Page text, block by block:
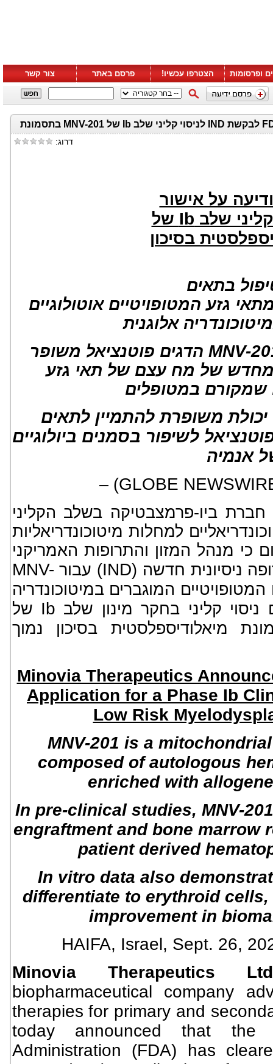
ופרסומות הצטרפו עכשיו! פרסם באתר צור קשר
Minovia Therapeutics מודיעה על אישור ה- FDA לבקשת IND לניסוי קליני שלב Ib של MNV-201 בתסמונת
דרוג:
על אישור
קליני שלב Ib של
בסיכון
בתאים
גזע המטופויטיים אוטולוגיים
אלוגנית
MNV- הדגים פוטנציאל משופר
מחדש של מח עצם של תאי גזע
שמקורם במטופלים
יכולת משופרת להתמיין לתאים
לשיפור בסמנים ביולוגיים
אנמיה
GLOBE
) –
חברת ביו-פרמצבטיקה בשלב הקליני
למחלות מיטוכונדריאליות
כי מנהל המזון והתרופות האמריקני
ניסיונית חדשה (IND) עבור MNV-
המוגברים במיטוכונדריה
ניסוי קליני בחקר מינון שלב Ib של
מיאלודיספלסטית בסיכון נמוך
Minovia Therapeutics
Application for a Phase Ib
Low Risk
MNV-201 is a
composed of autologous
enriched with
In pre-clinical studies, MNV-
engraftment and bone marrow
patient derived
In vitro data also
differentiate to erythroid
improvement in
HAIFA, Israel, Sept. 26,
Minovia Therapeutics Ltd
biopharmaceutical company
therapies for primary and
today announced that
Administration (FDA) has